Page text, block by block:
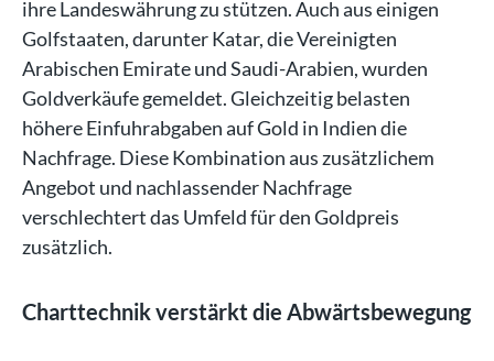
ihre Landeswährung zu stützen. Auch aus einigen
Golfstaaten, darunter Katar, die Vereinigten
Arabischen Emirate und Saudi-Arabien, wurden
Goldverkäufe gemeldet. Gleichzeitig belasten
höhere Einfuhrabgaben auf Gold in Indien die
Nachfrage. Diese Kombination aus zusätzlichem
Angebot und nachlassender Nachfrage
verschlechtert das Umfeld für den Goldpreis
zusätzlich.
Charttechnik verstärkt die Abwärtsbewegung